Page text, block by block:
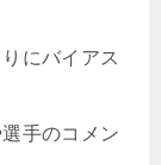
にバイアス
手のコメン